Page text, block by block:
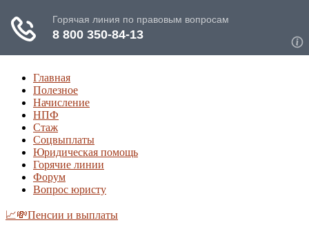
Главная
Полезное
Начисление
НПФ
Стаж
Соцвыплаты
Юридическая помощь
Горячие линии
Форум
Вопрос юристу
📈💸Пенсии и выплаты